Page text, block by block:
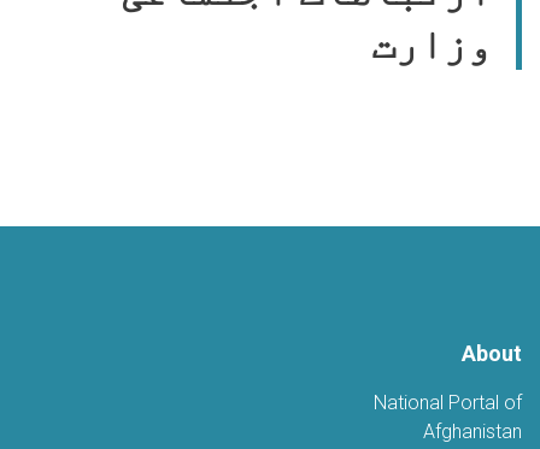
وزارت
About
National Portal of
Afghanistan